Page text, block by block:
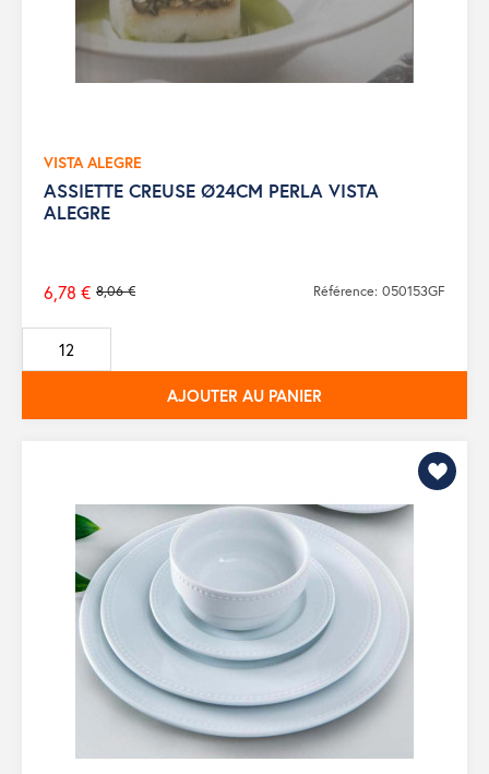
VISTA ALEGRE
ASSIETTE CREUSE Ø24CM PERLA VISTA
ALEGRE
Prix
de
base
8,06 €
6,78 € Référence: 050153GF
AJOUTER AU PANIER